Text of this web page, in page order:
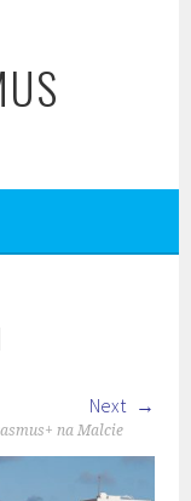
Next
na Malcie